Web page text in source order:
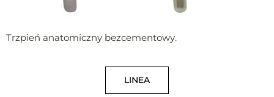
Trzpień anatomiczny bezcementowy.
LINEA